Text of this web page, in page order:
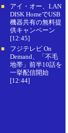
■
アイ・オー、LAN
DISK HomeでUSB
機器共有の無料提
供キャンペーン
[12:45]
■
フジテレビ On
Demand、「不毛
地帯」前半10話を
一挙配信開始
[12:44]